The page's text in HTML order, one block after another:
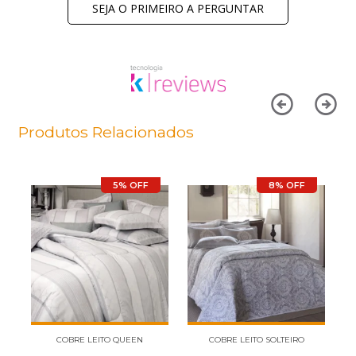
SEJA O PRIMEIRO A PERGUNTAR
Produtos Relacionados
5% OFF
COBRE LEITO QUEEN
8% OFF
COBRE LEITO SOLTEIRO